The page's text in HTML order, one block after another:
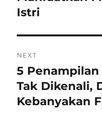
Istri
NEXT
Next
post:
5
Tak Dikenali,
Kebanyakan